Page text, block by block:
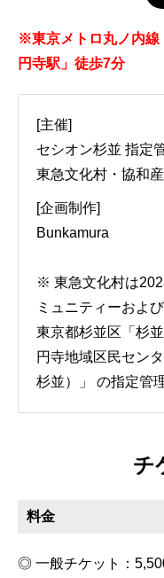
※東京メトロ丸ノ内線
円寺駅」徒歩7分
[主催]
セシオン杉並 指定
東急文化村・協和
[企画制作]
Bunkamura
※ 東急文化村は
ミュニティーおよ
東京都杉並区「杉
円寺地域区民セン
杉並）」 の指定管
チ
料金
◎ 一般チケット：